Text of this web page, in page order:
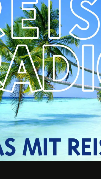
– IST REISEN
KAPUTT?
is broken“ - Wege aus der
Urlaubsfalle